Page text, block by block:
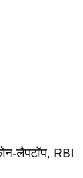
लैपटॉप, RBI